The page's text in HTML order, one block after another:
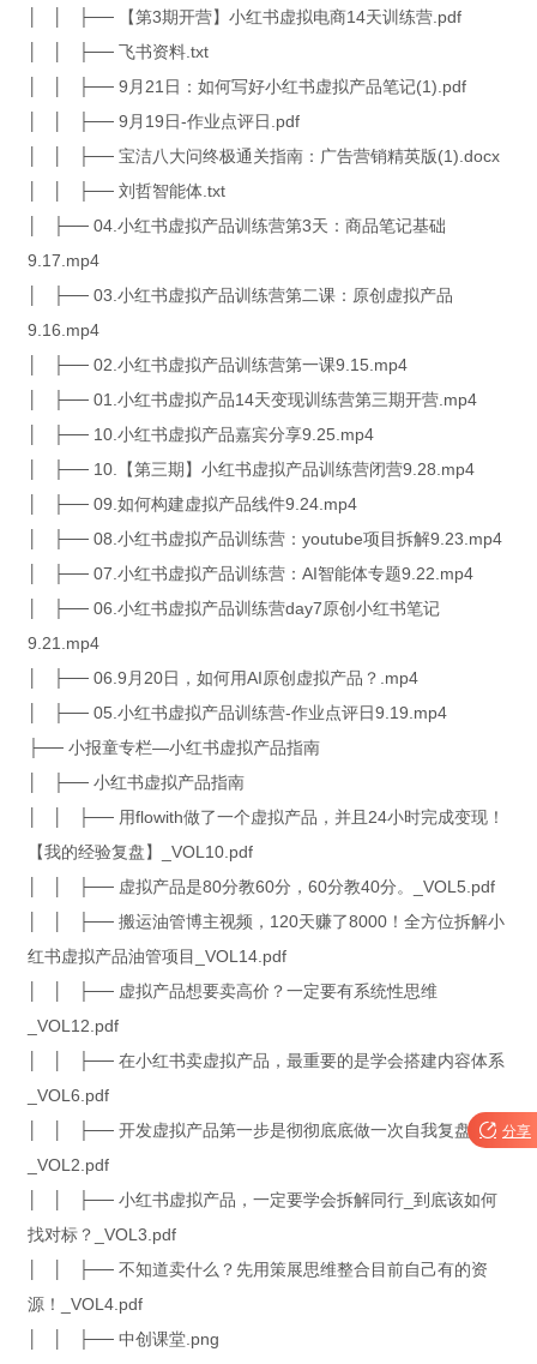
│ │ ├── 【第3期开营】小红书虚拟电商14天训练营.pdf
│ │ ├── 飞书资料.txt
│ │ ├── 9月21日：如何写好小红书虚拟产品笔记(1).pdf
│ │ ├── 9月19日-作业点评日.pdf
│ │ ├── 宝洁八大问终极通关指南：广告营销精英版(1).docx
│ │ ├── 刘哲智能体.txt
│ ├── 04.小红书虚拟产品训练营第3天：商品笔记基础
9.17.mp4
│ ├── 03.小红书虚拟产品训练营第二课：原创虚拟产品
9.16.mp4
│ ├── 02.小红书虚拟产品训练营第一课9.15.mp4
│ ├── 01.小红书虚拟产品14天变现训练营第三期开营.mp4
│ ├── 10.小红书虚拟产品嘉宾分享9.25.mp4
│ ├── 10.【第三期】小红书虚拟产品训练营闭营9.28.mp4
│ ├── 09.如何构建虚拟产品线件9.24.mp4
│ ├── 08.小红书虚拟产品训练营：youtube项目拆解9.23.mp4
│ ├── 07.小红书虚拟产品训练营：AI智能体专题9.22.mp4
│ ├── 06.小红书虚拟产品训练营day7原创小红书笔记
9.21.mp4
│ ├── 06.9月20日，如何用AI原创虚拟产品？.mp4
│ ├── 05.小红书虚拟产品训练营-作业点评日9.19.mp4
├── 小报童专栏—小红书虚拟产品指南
│ ├── 小红书虚拟产品指南
│ │ ├── 用flowith做了一个虚拟产品，并且24小时完成变现！
【我的经验复盘】_VOL10.pdf
│ │ ├── 虚拟产品是80分教60分，60分教40分。_VOL5.pdf
│ │ ├── 搬运油管博主视频，120天赚了8000！全方位拆解小
红书虚拟产品油管项目_VOL14.pdf
│ │ ├── 虚拟产品想要卖高价？一定要有系统性思维
_VOL12.pdf
│ │ ├── 在小红书卖虚拟产品，最重要的是学会搭建内容体系
_VOL6.pdf
│ │ ├── 开发虚拟产品第一步是彻彻底底做一次自我复盘
_VOL2.pdf
│ │ ├── 小红书虚拟产品，一定要学会拆解同行_到底该如何
找对标？_VOL3.pdf
│ │ ├── 不知道卖什么？先用策展思维整合目前自己有的资
源！_VOL4.pdf
│ │ ├── 中创课堂.png
 分享